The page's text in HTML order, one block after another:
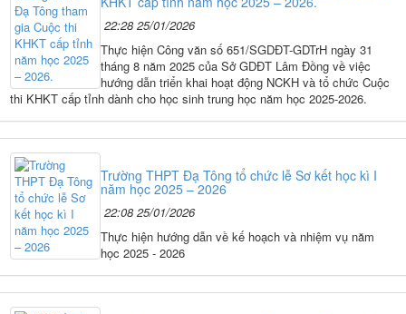
22:28 25/01/2026
Thực hiện Công văn số 651/SGDĐT-GDTrH ngày 31
tháng 8 năm 2025 của Sở GDĐT Lâm Đồng về việc
hướng dẫn triển khai hoạt động NCKH và tổ chức Cuộc
thi KHKT cấp tỉnh dành cho học sinh trung học năm học 2025-2026.
Trường THPT Đạ Tông tổ chức lễ Sơ kết học kì I
năm học 2025 – 2026
22:08 25/01/2026
Thực hiện hướng dẫn về kế hoạch và nhiệm vụ năm
học 2025 - 2026